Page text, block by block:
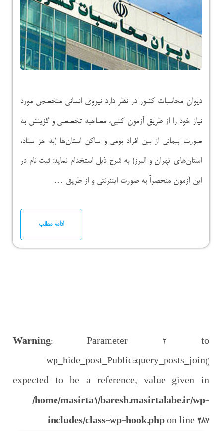
دیوان محاسبات کشور در نظر دارد نیروی انسانی متخصص مورد
نیاز خود را از طریق آزمون کتبی، مصاحبه تخصصی و گزینش به
صورت پیمانی از بین افراد بومی و ساکن استان‌ها (به جز ستاد،
استان‌های تهران و البرز) به شرح ذیل استخدام نماید: ثبت نام در
این آزمون منحصراً به صورت اینترنتی و از طریق …
ادامه مطلب
Warning: Parameter 2 to
wp_hide_post_Public::query_posts_join()
expected to be a reference, value given in
/home/masirta1/baresh.masirtalabe.ir/wp-
includes/class-wp-hook.phpon line 287